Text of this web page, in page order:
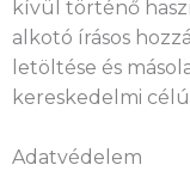
kívül történő
alkotó írásos
letöltése és
kereskedelmi
Adatvédelem